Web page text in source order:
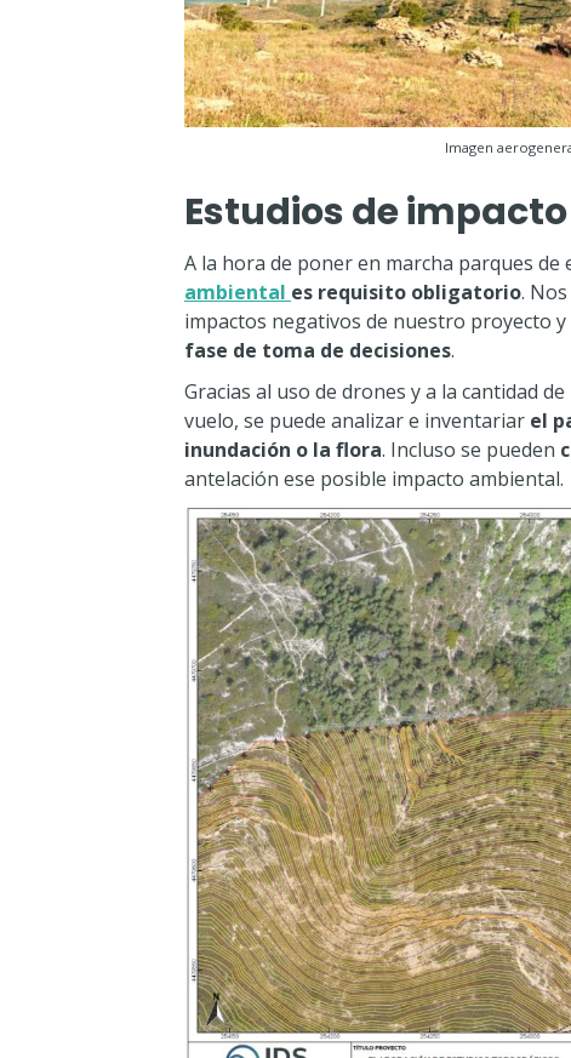
Imagen
Estudios de
A la hora de poner en marcha parques de
ambiental es requisito obligatorio.
impactos negativos de nuestro proyecto
fase de toma de decisiones.
Gracias al uso de drones y a la cantidad
vuelo, se puede analizar e inventariar el
inundación o la flora. Incluso se pueden
antelación ese posible impacto ambiental.